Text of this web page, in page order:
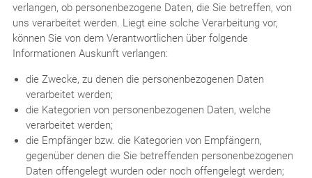
verlangen, ob personenbezogene Daten, die Sie betreffen, von
uns verarbeitet werden. Liegt eine solche Verarbeitung vor,
können Sie von dem Verantwortlichen über folgende
Informationen Auskunft verlangen:
die Zwecke, zu denen die personenbezogenen Daten
verarbeitet werden;
die Kategorien von personenbezogenen Daten, welche
verarbeitet werden;
die Empfänger bzw. die Kategorien von Empfängern,
gegenüber denen die Sie betreffenden personenbezogenen
Daten offengelegt wurden oder noch offengelegt werden;